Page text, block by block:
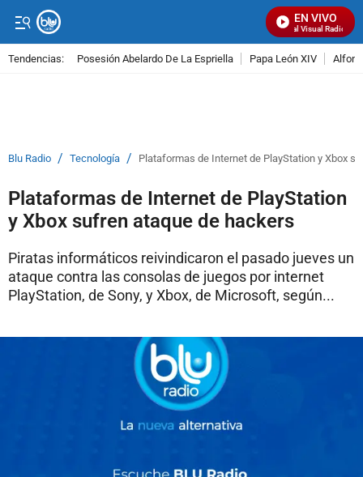
EN VIVO
Señal Visual Radio
Tendencias: Posesión Abelardo De La Espriella Papa León XIV
Blu Radio / Tecnología / Plataformas de Internet de PlayStation y Xbox
Plataformas de Internet de PlayStation
y Xbox sufren ataque de hackers
Piratas informáticos reivindicaron el pasado jueves un
ataque contra las consolas de juegos por internet
PlayStation, de Sony, y Xbox, de Microsoft, según...